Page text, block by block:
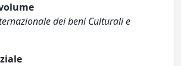
dei beni Culturali e